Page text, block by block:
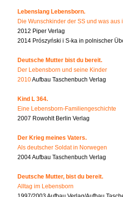
Lebenslang Lebensborn.
Die Wunschkinder der SS und was aus
2012 Piper Verlag
2014 Prószyński i S-ka in polnischer
Deutsche Mutter bist du bereit.
Der Lebensborn und seine Kinder
2010Aufbau Taschenbuch Verlag
Kind L 364.
Eine Lebensborn-Familiengeschichte
2007 Rowohlt Berlin Verlag
Der Krieg meines Vaters.
Als deutscher Soldat in Norwegen
2004 Aufbau Taschenbuch Verlag
Deutsche Mutter, bist du bereit.
Alltag im Lebensborn